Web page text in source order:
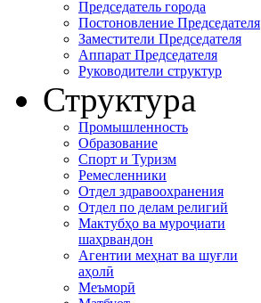
Председатель города
Постоновление Председателя
Заместители Председателя
Аппарат Председателя
Руководители структур
Структура
Промышленность
Образование
Спорт и Туризм
Ремесленники
Отдел здравоохранения
Отдел по делам религий
Мактубҳо ва муроҷиати
шаҳрвандон
Агентии меҳнат ва шуғли
аҳолӣ
Меъморӣ